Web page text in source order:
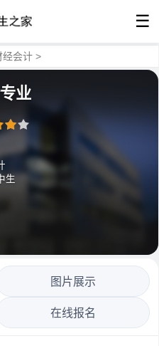
☰
经会计 >
业
生
图片展示
在线报名